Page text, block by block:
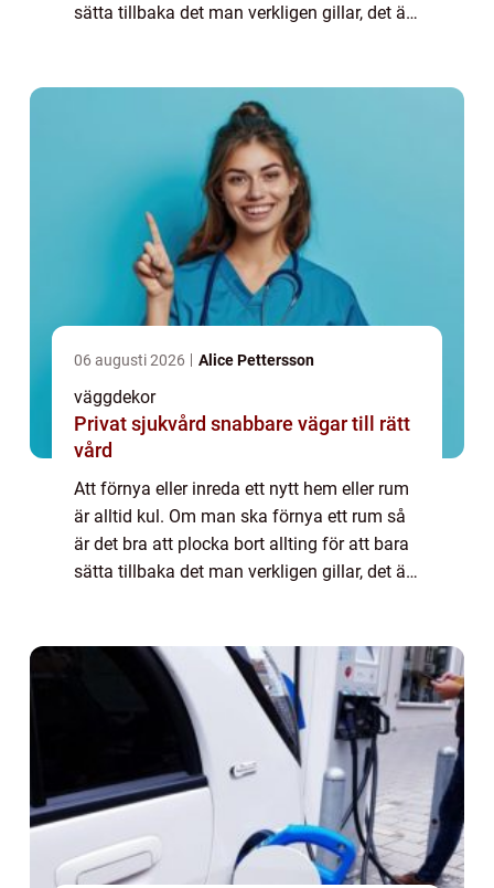
sätta tillbaka det man verkligen gillar, det är
06 augusti 2026 Alice Pettersson
väggdekor
Privat sjukvård snabbare vägar till rätt
vård
Att förnya eller inreda ett nytt hem eller rum
är alltid kul. Om man ska förnya ett rum så
är det bra att plocka bort allting för att bara
sätta tillbaka det man verkligen gillar, det är